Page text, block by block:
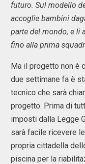
futuro. Sul modello
accoglie bambini
parte del mondo, e li
fino alla prima
Ma il progetto non è
due settimane fa è
tecnico che sarà
progetto. Prima di
imposti dalla Legge
sarà facile ricevere
propria cittadella
piscina per la